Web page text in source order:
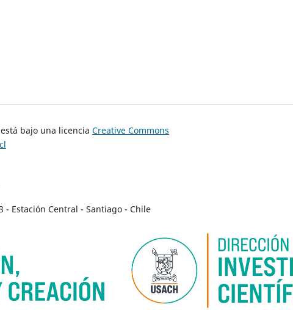
bajo una licencia Creative Commons
Estación Central - Santiago - Chile